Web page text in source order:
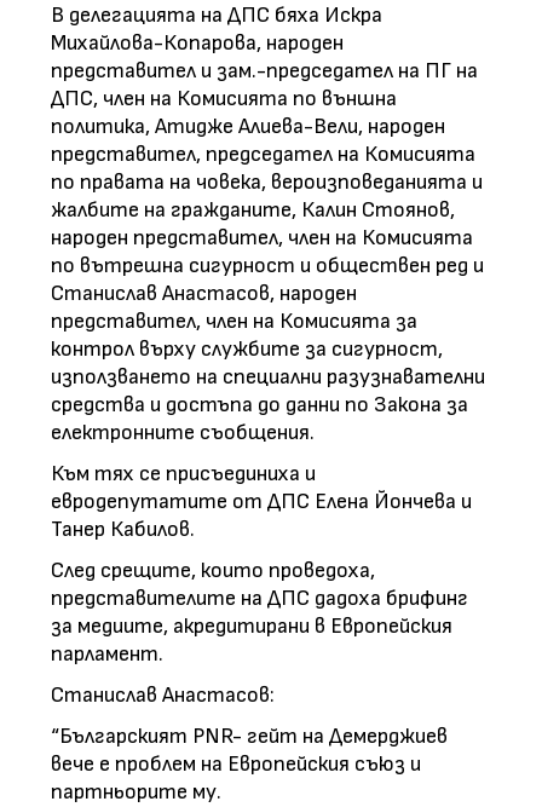
В делегацията на ДПС бяха Искра
Михайлова-Копарова, народен
представител и зам.-председател на ПГ на
ДПС, член на Комисията по външна
политика, Атидже Алиева-Вели, народен
представител, председател на Комисията
по правата на човека, вероизповеданията и
жалбите на гражданите, Калин Стоянов,
народен представител, член на Комисията
по вътрешна сигурност и обществен ред и
Станислав Анастасов, народен
представител, член на Комисията за
контрол върху службите за сигурност,
използването на специални разузнавателни
средства и достъпа до данни по Закона за
електронните съобщения.
Към тях се присъединиха и
евродепутатите от ДПС Елена Йончева и
Танер Кабилов.
След срещите, които проведоха,
представителите на ДПС дадоха брифинг
за медиите, акредитирани в Европейския
парламент.
Станислав Анастасов:
“Българският PNR- гейт на Демерджиев
вече е проблем на Европейския съюз и
партньорите му.